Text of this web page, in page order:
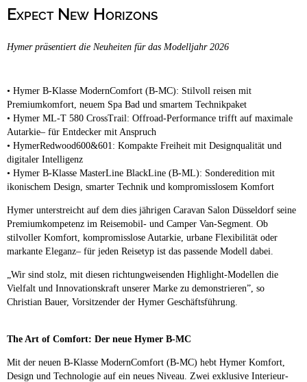
Ganzjährig geöffnet
Campingplätze
Camping & Caravan
Expect New Horizons
Hymer präsentiert die Neuheiten für das Modelljahr 2026
• Hymer B-Klasse ModernComfort (B-MC): Stilvoll reisen mit
Premiumkomfort, neuem Spa Bad und smartem Technikpaket
• Hymer ML-T 580 CrossTrail: Offroad-Performance trifft auf maximale
Autarkie– für Entdecker mit Anspruch
• HymerRedwood600&601: Kompakte Freiheit mit Designqualität und
digitaler Intelligenz
• Hymer B-Klasse MasterLine BlackLine (B-ML): Sonderedition mit
ikonischem Design, smarter Technik und kompromisslosem Komfort
Hymer unterstreicht auf dem dies jährigen Caravan Salon Düsseldorf seine
Premiumkompetenz im Reisemobil- und Camper Van-Segment. Ob
stilvoller Komfort, kompromisslose Autarkie, urbane Flexibilität oder
markante Eleganz– für jeden Reisetyp ist das passende Modell dabei.
„Wir sind stolz, mit diesen richtungweisenden Highlight-Modellen die
Vielfalt und Innovationskraft unserer Marke zu demonstrieren”, so
Christian Bauer, Vorsitzender der Hymer Geschäftsführung.
The Art of Comfort: Der neue Hymer B-MC
Mit der neuen B-Klasse ModernComfort (B-MC) hebt Hymer Komfort,
Design und Technologie auf ein neues Niveau. Zwei exklusive Interieur-